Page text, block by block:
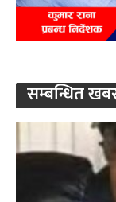
सम्बन्धित